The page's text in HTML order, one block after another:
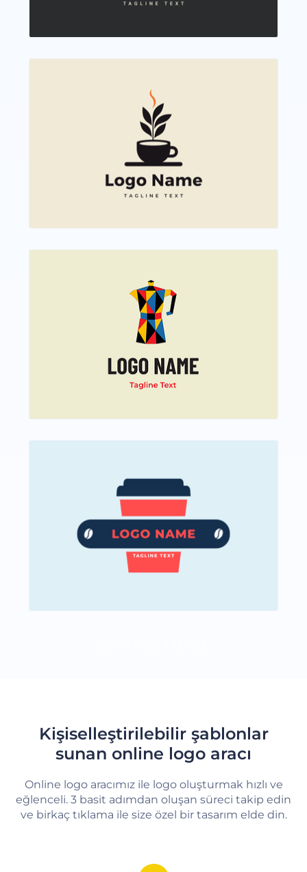
Kişiselleştirilebilir şablonlar
sunan online logo aracı
Online logo aracımız ile logo oluşturmak hızlı ve
eğlenceli. 3 basit adımdan oluşan süreci takip edin
ve birkaç tıklama ile size özel bir tasarım elde din.